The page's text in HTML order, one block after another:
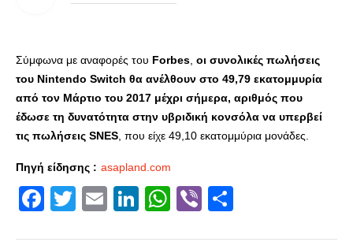
Σύμφωνα με αναφορές του Forbes οι συνολικές πωλήσεις
του Nintendo Switch θα ανέλθουν στο 49,79 εκατομμυρία
από τον Μάρτιο του 2017 μέχρι σήμερα, αριθμός που
έδωσε τη δυνατότητα στην υβριδική κονσόλα να υπερβεί
τις πωλήσεις SNES , που είχε 49,10 εκατομμύρια μονάδες.
Πηγή είδησης : asapland.com
Facebook
Twitter
EmailLinkedIn
WhatsApp
Viber